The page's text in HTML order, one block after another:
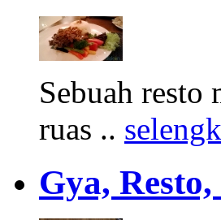
Sebuah
ruas ..
Gya,